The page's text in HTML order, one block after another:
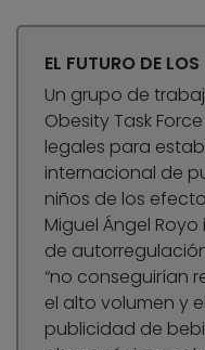
EL FUTURO DE
Un grupo de
Obesity Task
legales para
internacional de
niños de los
Miguel Ángel
de
“no conseguirían
el alto volumen y
publicidad de